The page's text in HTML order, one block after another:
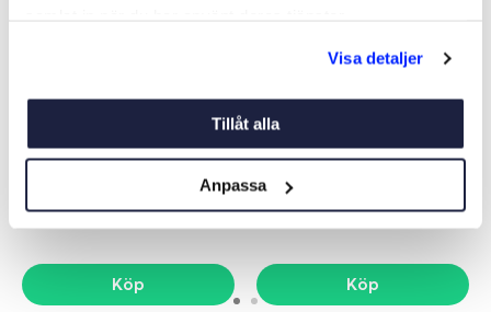
Visa detaljer
Tillåt alla
Anpassa
Art nr: 10975
Ord. netto 1 079 kr
Köp
ADAPTER NMEA2000-
SEATALK NG
Art nr: 03279
590 kr
Nettopris
Köp